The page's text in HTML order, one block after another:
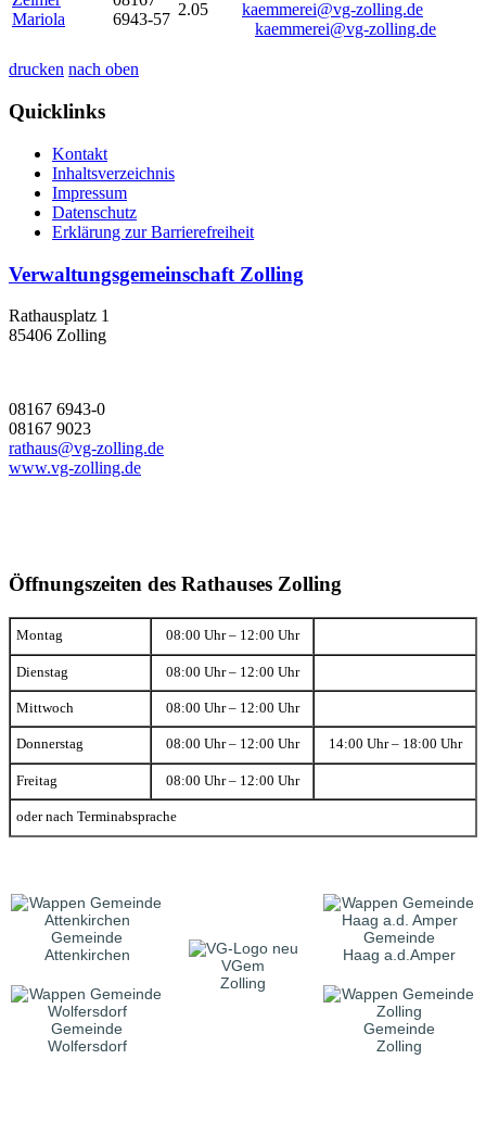
Mariola
6943-57
2.05
kaemmerei@vg-zolling.de
drucken nach oben
Quicklinks
Kontakt
Inhaltsverzeichnis
Impressum
Datenschutz
Erklärung zur Barrierefreiheit
Verwaltungsgemeinschaft Zolling
Rathausplatz 1
85406 Zolling
08167 6943-0
08167 9023
rathaus@vg-zolling.de
www.vg-zolling.de
Öffnungszeiten des Rathauses Zolling
Montag 08:00 Uhr – 12:00 Uhr
Dienstag 08:00 Uhr – 12:00 Uhr
Mittwoch 08:00 Uhr – 12:00 Uhr
Donnerstag 08:00 Uhr – 12:00 Uhr 14:00 Uhr – 18:00 Uhr
Freitag 08:00 Uhr – 12:00 Uhr
oder nach Terminabsprache
Gemeinde
Attenkirchen
VGem
Zolling
Gemeinde
Haag a.d.Amper
Gemeinde
Wolfersdorf
Gemeinde
Zolling